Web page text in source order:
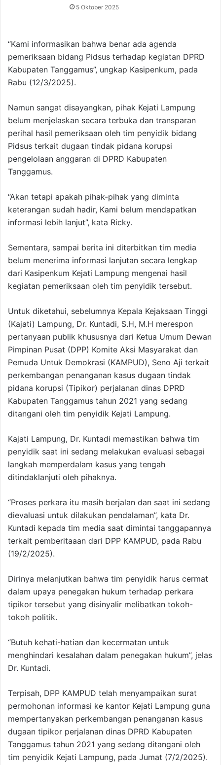
5 Oktober 2025
“Kami informasikan bahwa benar ada agenda
pemeriksaan bidang Pidsus terhadap kegiatan DPRD
Kabupaten Tanggamus”, ungkap Kasipenkum, pada
Rabu (12/3/2025).
Namun sangat disayangkan, pihak Kejati Lampung
belum menjelaskan secara terbuka dan transparan
perihal hasil pemeriksaan oleh tim penyidik bidang
Pidsus terkait dugaan tindak pidana korupsi
pengelolaan anggaran di DPRD Kabupaten
Tanggamus.
“Akan tetapi apakah pihak-pihak yang diminta
keterangan sudah hadir, Kami belum mendapatkan
informasi lebih lanjut”, kata Ricky.
Sementara, sampai berita ini diterbitkan tim media
belum menerima informasi lanjutan secara lengkap
dari Kasipenkum Kejati Lampung mengenai hasil
kegiatan pemeriksaan oleh tim penyidik tersebut.
Untuk diketahui, sebelumnya Kepala Kejaksaan Tinggi
(Kajati) Lampung, Dr. Kuntadi, S.H, M.H merespon
pertanyaan publik khususnya dari Ketua Umum Dewan
Pimpinan Pusat (DPP) Komite Aksi Masyarakat dan
Pemuda Untuk Demokrasi (KAMPUD), Seno Aji terkait
perkembangan penanganan kasus dugaan tindak
pidana korupsi (Tipikor) perjalanan dinas DPRD
Kabupaten Tanggamus tahun 2021 yang sedang
ditangani oleh tim penyidik Kejati Lampung.
Kajati Lampung, Dr. Kuntadi memastikan bahwa tim
penyidik saat ini sedang melakukan evaluasi sebagai
langkah memperdalam kasus yang tengah
ditindaklanjuti oleh pihaknya.
“Proses perkara itu masih berjalan dan saat ini sedang
dievaluasi untuk dilakukan pendalaman”, kata Dr.
Kuntadi kepada tim media saat dimintai tanggapannya
terkait pemberitaaan dari DPP KAMPUD, pada Rabu
(19/2/2025).
Dirinya melanjutkan bahwa tim penyidik harus cermat
dalam upaya penegakan hukum terhadap perkara
tipikor tersebut yang disinyalir melibatkan tokoh-
tokoh politik.
“Butuh kehati-hatian dan kecermatan untuk
menghindari kesalahan dalam penegakan hukum”, jelas
Dr. Kuntadi.
Terpisah, DPP KAMPUD telah menyampaikan surat
permohonan informasi ke kantor Kejati Lampung guna
mempertanyakan perkembangan penanganan kasus
dugaan tipikor perjalanan dinas DPRD Kabupaten
Tanggamus tahun 2021 yang sedang ditangani oleh
tim penyidik Kejati Lampung, pada Jumat (7/2/2025).